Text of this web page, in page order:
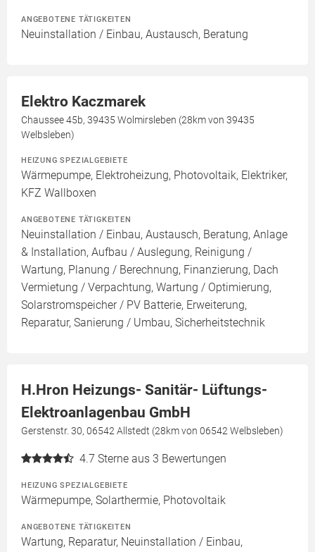
ANGEBOTENE TÄTIGKEITEN
Neuinstallation / Einbau, Austausch, Beratung
Elektro Kaczmarek
Chaussee 45b, 39435 Wolmirsleben (28km von 39435
Welbsleben)
HEIZUNG SPEZIALGEBIETE
Wärmepumpe, Elektroheizung, Photovoltaik, Elektriker,
KFZ Wallboxen
ANGEBOTENE TÄTIGKEITEN
Neuinstallation / Einbau, Austausch, Beratung, Anlage
& Installation, Aufbau / Auslegung, Reinigung /
Wartung, Planung / Berechnung, Finanzierung, Dach
Vermietung / Verpachtung, Wartung / Optimierung,
Solarstromspeicher / PV Batterie, Erweiterung,
Reparatur, Sanierung / Umbau, Sicherheitstechnik
H.Hron Heizungs- Sanitär- Lüftungs-
Elektroanlagenbau GmbH
Gerstenstr. 30, 06542 Allstedt (28km von 06542 Welbsleben)
4.7 Sterne aus 3 Bewertungen
HEIZUNG SPEZIALGEBIETE
Wärmepumpe, Solarthermie, Photovoltaik
ANGEBOTENE TÄTIGKEITEN
Wartung, Reparatur, Neuinstallation / Einbau,